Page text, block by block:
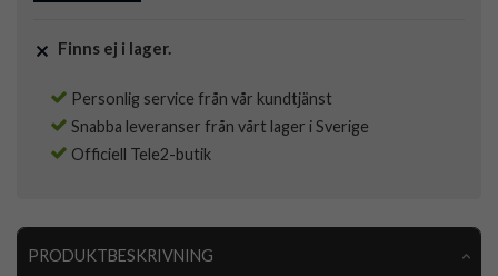
Finns ej i lager.
Personlig service från vår kundtjänst
Snabba leveranser från vårt lager i Sverige
Officiell Tele2-butik
PRODUKTBESKRIVNING